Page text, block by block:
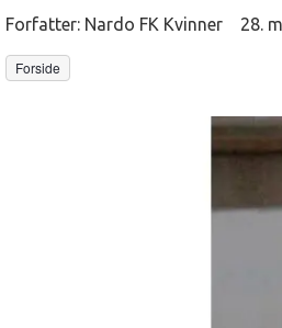
Forfatter: Nardo FK Kvinner 28.
Forside